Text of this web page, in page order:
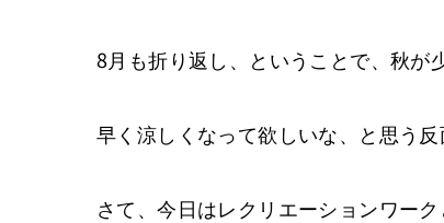
8月も折り返し、ということで、秋が
早く涼しくなって欲しいな、と思う
さて、今日はレクリエーションワー